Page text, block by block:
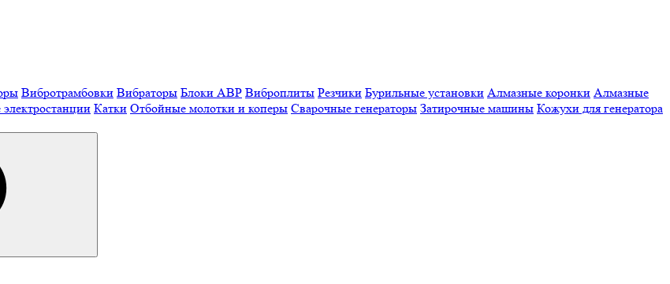
Вибротрамбовки Вибраторы Блоки АВР Виброплиты Резчики Бурильные установки Алмазные коронки Алмазные
Катки Отбойные молотки и коперы Сварочные генераторы Затирочные машины Кожухи для генератора